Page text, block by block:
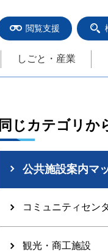
閲覧支援
しごと・産業
同じカテゴリか
公共施設案内マ
コミュニティセン
観光・商工施設